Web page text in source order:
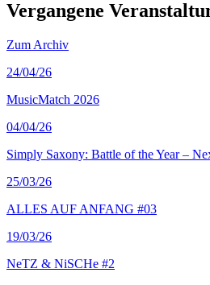
Vergangene
Zum Archiv
24/04/26
MusicMatch 2026
04/04/26
Simply Saxony: Battle of the Year –
25/03/26
ALLES AUF ANFANG #03
19/03/26
NeTZ & NiSCHe #2